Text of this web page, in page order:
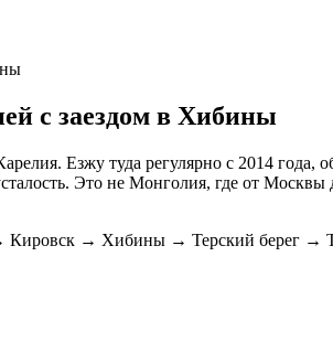
с заездом в Хибины
Езжу туда регулярно с 2014 года,
Это не Монголия, где от
Кировск → Хибины → Терский берег →